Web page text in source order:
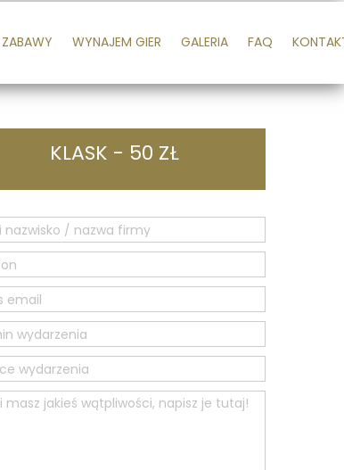
WYNAJEM GIER GALERIA FAQ
KLASK - 50 ZŁ